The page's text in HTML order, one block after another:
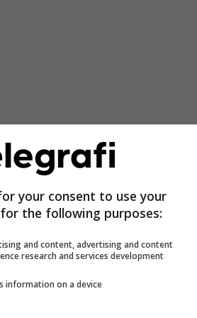
Gjykatës përjetimet e tij
i ishin vrarë të dy
luftës kishte pasur shumë
mesin e tyre më shumë
në mëngjes të kësaj dite,
your consent to use your
the following purposes:
and content, advertising and content
research and services development
information on a device